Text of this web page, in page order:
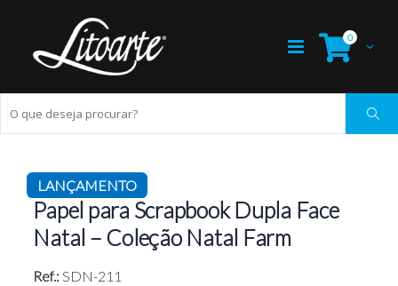
0
LANÇAMENTO
Papel para Scrapbook Dupla Face
Natal – Coleção Natal Farm
Ref.:SDN-211